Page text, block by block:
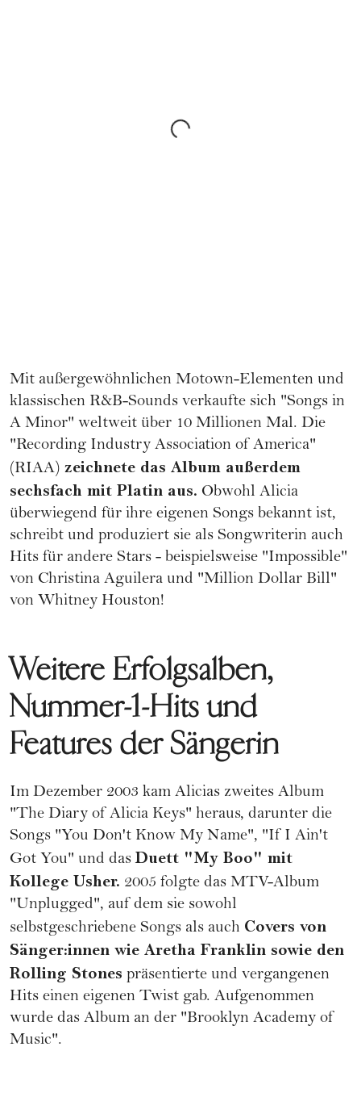
Mit außergewöhnlichen Motown-Elementen und
klassischen R&B-Sounds verkaufte sich "Songs in
A Minor" weltweit über 10 Millionen Mal. Die
"Recording Industry Association of America"
(RIAA) zeichnete das Album außerdem
sechsfach mit Platin aus. Obwohl Alicia
überwiegend für ihre eigenen Songs bekannt ist,
schreibt und produziert sie als Songwriterin auch
Hits für andere Stars - beispielsweise "Impossible"
von Christina Aguilera und "Million Dollar Bill"
von Whitney Houston!
Weitere Erfolgsalben,
Nummer-1-Hits und
Features der Sängerin
Im Dezember 2003 kam Alicias zweites Album
"The Diary of Alicia Keys" heraus, darunter die
Songs "You Don't Know My Name", "If I Ain't
Got You" und dasDuett "My Boo" mit
Kollege Usher. 2005 folgte das MTV-Album
"Unplugged", auf dem sie sowohl
selbstgeschriebene Songs als auch Covers von
Sänger:innen wie Aretha Franklin sowie den
Rolling Stones präsentierte und vergangenen
Hits einen eigenen Twist gab. Aufgenommen
wurde das Album an der "Brooklyn Academy of
Music".